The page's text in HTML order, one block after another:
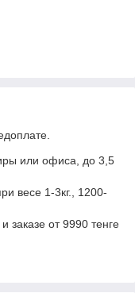
или офиса, до 3,5
весе 1-3кг., 1200-
заказе от 9990 тенге